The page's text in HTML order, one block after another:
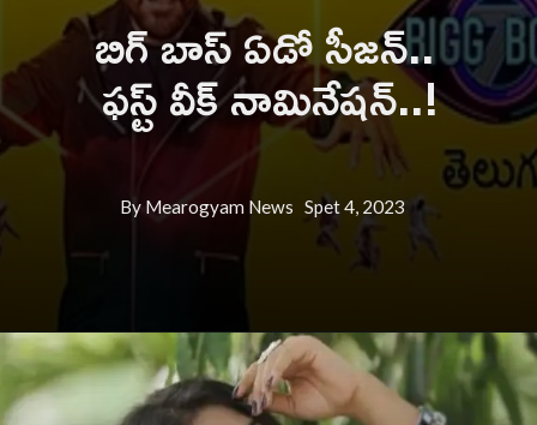
బిగ్ బాస్ ఏడో సీజన్..
ఫస్ట్ వీక్ నామినేషన్..!
By Mearogyam News Spet 4, 2023